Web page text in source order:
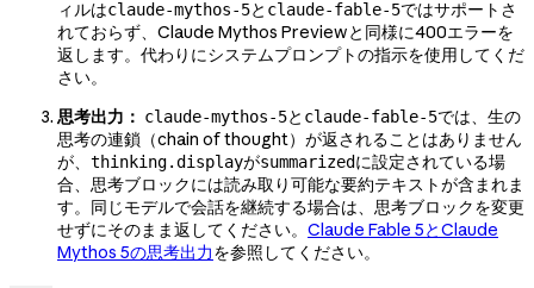
ィルはclaude-mythos-5と claude-fable-5ではサポートさ
れておらず、Claude Mythos Previewと同様に400エラーを
返します。代わりにシステムプロンプトの指示を使用してくだ
さい。
思考出力： claude-mythos-5と claude-fable-5では、生の
思考の連鎖（chain of thought）が返されることはありません
が、 thinking.displayがsummarizedに設定されている場
合、思考ブロックには読み取り可能な要約テキストが含まれま
す。同じモデルで会話を継続する場合は、思考ブロックを変更
せずにそのまま返してください。 Claude Fable 5とClaude
Mythos 5の思考出力を参照してください。